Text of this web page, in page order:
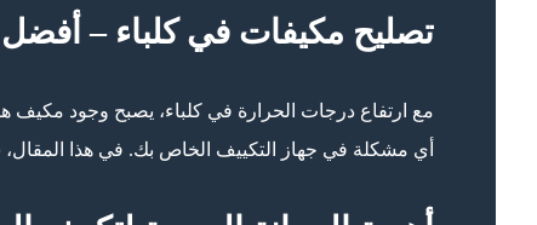
تصليح مكيفات في كلباء –
مع ارتفاع درجات الحرارة في كلباء، يصبح وجود
أي مشكلة في جهاز التكييف الخاص بك. في هذا